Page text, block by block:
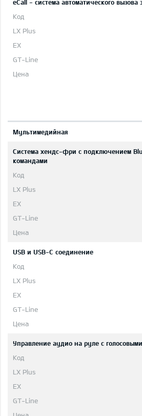
eCall - система автоматического вызова
Мультимедийная
Система хендс-фри с подключением
командами
USB и USB-C соединение
Управление аудио на руле с